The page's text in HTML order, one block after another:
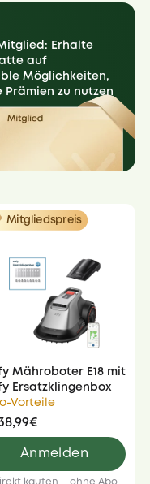
Erhalte
auf
Möglichkeiten,
zu nutzen
Mitgliedspreis
Mähroboter E18 mit
Ersatzklingenbox
Vorteile
Anmelden
kaufen – ohne Abo